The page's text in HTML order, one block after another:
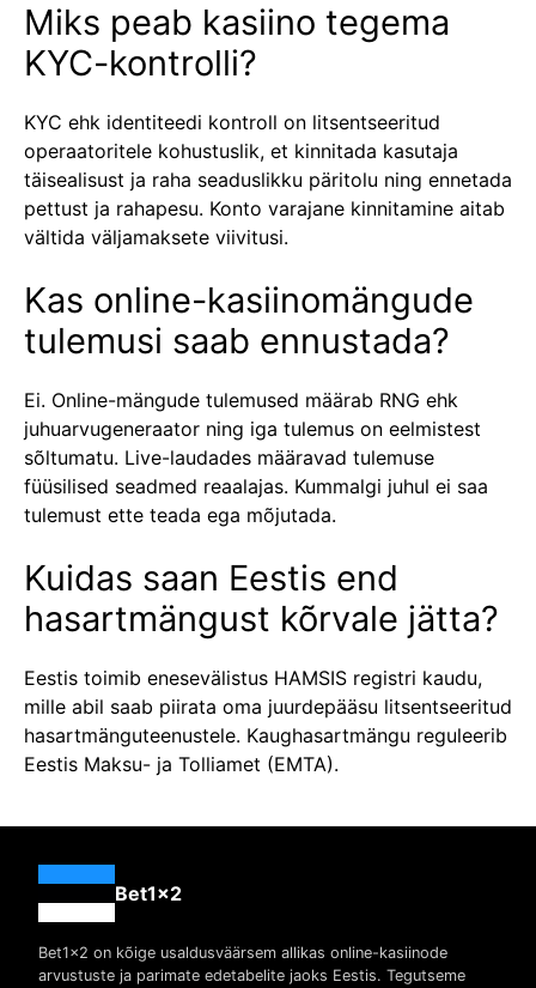
Miks peab kasiino tegema
KYC-kontrolli?
KYC ehk identiteedi kontroll on litsentseeritud
operaatoritele kohustuslik, et kinnitada kasutaja
täisealisust ja raha seaduslikku päritolu ning ennetada
pettust ja rahapesu. Konto varajane kinnitamine aitab
vältida väljamaksete viivitusi.
Kas online-kasiinomängude
tulemusi saab ennustada?
Ei. Online-mängude tulemused määrab RNG ehk
juhuarvugeneraator ning iga tulemus on eelmistest
sõltumatu. Live-laudades määravad tulemuse
füüsilised seadmed reaalajas. Kummalgi juhul ei saa
tulemust ette teada ega mõjutada.
Kuidas saan Eestis end
hasartmängust kõrvale jätta?
Eestis toimib enesevälistus HAMSIS registri kaudu,
mille abil saab piirata oma juurdepääsu litsentseeritud
hasartmänguteenustele. Kaughasartmängu reguleerib
Eestis Maksu- ja Tolliamet (EMTA).
Bet1x2
Bet1x2 on kõige usaldusväärsem allikas online-kasiinode
arvustuste ja parimate edetabelite jaoks Eestis. Tegutseme